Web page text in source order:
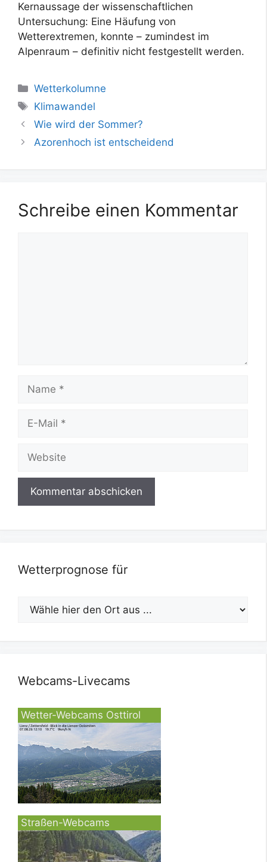
Kernaussage der wissenschaftlichen
Untersuchung: Eine Häufung von
Wetterextremen, konnte – zumindest im
Alpenraum – definitiv nicht festgestellt werden.
Kategorien
Wetterkolumne
Schlagwörter
Klimawandel
Wie wird der Sommer?
Azorenhoch ist entscheidend
Schreibe einen Kommentar
Name
Website
Wetterprognose für
Webcams-Livecams
Wetter-Webcams Osttirol
Straßen-Webcams